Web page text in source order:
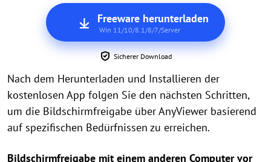
Freeware herunterladen
Win 11/10/8.1/8/7/Server
Sicherer Download
Nach dem Herunterladen und Installieren der
kostenlosen App folgen Sie den nächsten Schritten,
um die Bildschirmfreigabe über AnyViewer basierend
auf spezifischen Bedürfnissen zu erreichen.
Bildschirmfreigabe mit einem anderen Computer vor